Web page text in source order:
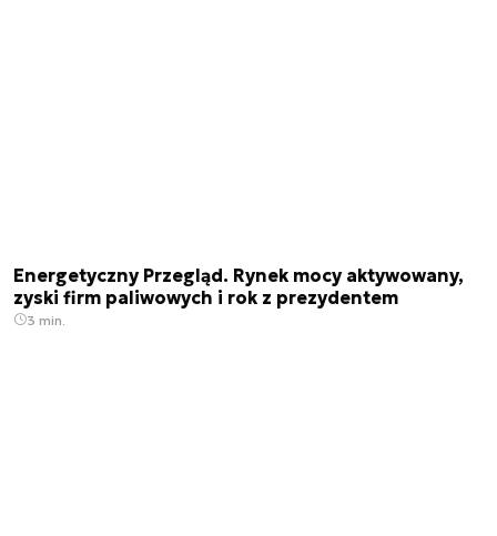
Energetyczny Przegląd. Rynek mocy aktywowany,
zyski firm paliwowych i rok z prezydentem
3 min.